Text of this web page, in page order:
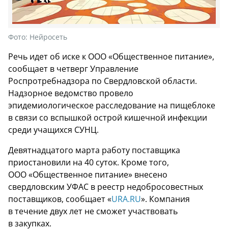
Фото: Нейросеть
Речь идет об иске к ООО «Общественное питание»,
сообщает в четверг Управление
Роспротребнадзора по Свердловской области.
Надзорное ведомство провело
эпидемиологическое расследование на пищеблоке
в связи со вспышкой острой кишечной инфекции
среди учащихся СУНЦ.
Девятнадцатого марта работу поставщика
приостановили на 40 суток. Кроме того,
ООО «Общественное питание» внесено
свердловским УФАС в реестр недобросовестных
поставщиков, сообщает «URA.RU». Компания
в течение двух лет не сможет участвовать
в закупках.